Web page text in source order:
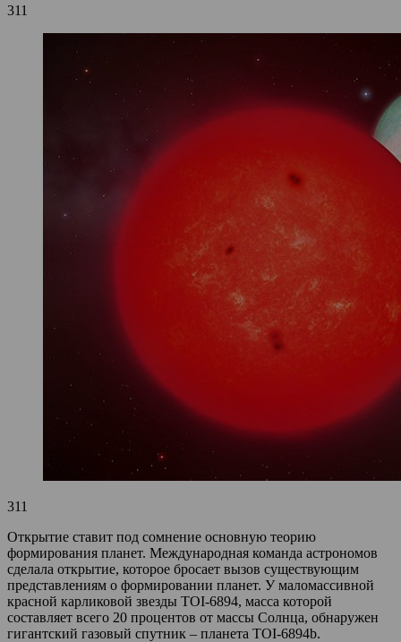
311
311
Открытие ставит под сомнение основную теорию
формирования планет. Международная команда астрономов
сделала открытие, которое бросает вызов существующим
представлениям о формировании планет. У маломассивной
красной карликовой звезды TOI-6894, масса которой
составляет всего 20 процентов от массы Солнца, обнаружен
гигантский газовый спутник – планета TOI-6894b.